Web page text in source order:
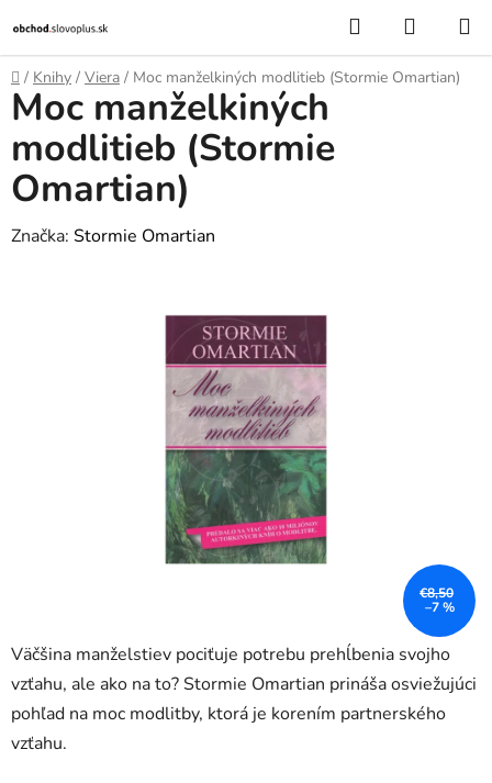
na
obsah
Hľadať
KOŠÍK
Domov
/ Knihy / Viera / Moc manželkiných modlitieb (Stormie Omartian)
Väčšina manželstiev pociťuje potrebu prehĺbenia svojho
vzťahu, ale ako na to? Stormie Omartian prináša osviežujúci
pohľad na moc modlitby, ktorá je korením partnerského
vzťahu.
Moc manželkiných
modlitieb (Stormie
Omartian)
Značka: Stormie Omartian
€8,50
–7 %